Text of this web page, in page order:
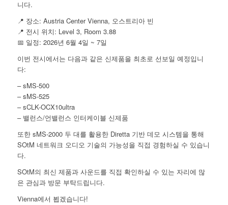
니다.
📍 장소: Austria Center Vienna, 오스트리아 빈
📍 전시 위치: Level 3, Room 3.88
📅 일정: 2026년 6월 4일 ~ 7일
이번 전시에서는 다음과 같은 신제품을 최초로 선보일 예정입니
다:
– sMS-500
– sMS-525
– sCLK-OCX10ultra
– 밸런스/언밸런스 인터케이블 신제품
또한 sMS-2000 두 대를 활용한 Diretta 기반 데모 시스템을 통해
SOtM 네트워크 오디오 기술의 가능성을 직접 경험하실 수 있습니
다.
SOtM의 최신 제품과 사운드를 직접 확인하실 수 있는 자리에 많
은 관심과 방문 부탁드립니다.
Vienna에서 뵙겠습니다!